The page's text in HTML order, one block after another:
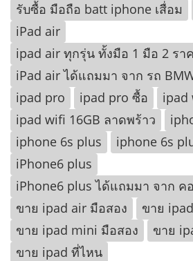
รับซื้อ มือถือ batt iphone เสื่อม
iPad air
ipad air ทุกรุ่น ทั้งมือ 1 มือ 2 รา
iPad air ได้แถมมา จาก รถ
ipad pro
ipad pro ซื้อ
ipad
ipad wifi 16GB ลาดพร้าว
iphone 6s plus
iphone 6s
iPhone6 plus
iPhone6 plus ได้แถมมา จาก ค
ขาย ipad air มือสอง
ขาย
ขาย ipad mini มือสอง
ขาย
ขาย ipad ที่ไหน